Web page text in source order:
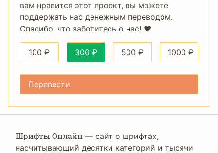
вам нравится этот проект, вы можете
поддержать нас денежным переводом.
Спасибо, что заботитесь о нас! ❤️
100 ₽ 300 ₽ 500 ₽ 1000 ₽
Шрифты Онлайн — сайт о шрифтах,
насчитывающий десятки категорий и тысячи